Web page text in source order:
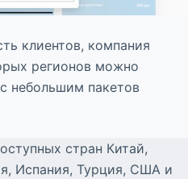
клиентов, компания
регионов можно
небольшим пакетов
стран Китай,
Испания, Турция, США и